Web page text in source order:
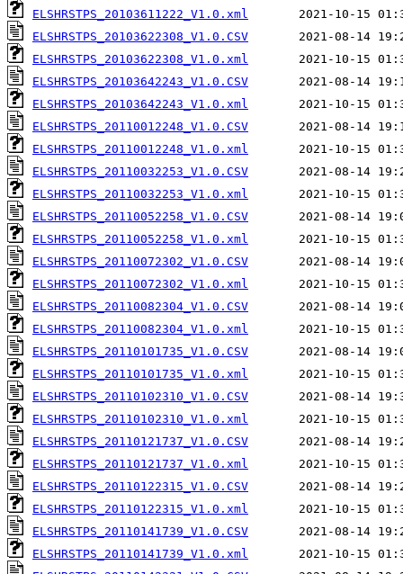
ELSHRSTPS_20103611222_V1.0.xml
ELSHRSTPS_20103622308_V1.0.CSV
ELSHRSTPS_20103622308_V1.0.xml
ELSHRSTPS_20103642243_V1.0.CSV
ELSHRSTPS_20103642243_V1.0.xml
ELSHRSTPS_20110012248_V1.0.CSV
ELSHRSTPS_20110012248_V1.0.xml
ELSHRSTPS_20110032253_V1.0.CSV
ELSHRSTPS_20110032253_V1.0.xml
ELSHRSTPS_20110052258_V1.0.CSV
ELSHRSTPS_20110052258_V1.0.xml
ELSHRSTPS_20110072302_V1.0.CSV
ELSHRSTPS_20110072302_V1.0.xml
ELSHRSTPS_20110082304_V1.0.CSV
ELSHRSTPS_20110082304_V1.0.xml
ELSHRSTPS_20110101735_V1.0.CSV
ELSHRSTPS_20110101735_V1.0.xml
ELSHRSTPS_20110102310_V1.0.CSV
ELSHRSTPS_20110102310_V1.0.xml
ELSHRSTPS_20110121737_V1.0.CSV
ELSHRSTPS_20110121737_V1.0.xml
ELSHRSTPS_20110122315_V1.0.CSV
ELSHRSTPS_20110122315_V1.0.xml
ELSHRSTPS_20110141739_V1.0.CSV
ELSHRSTPS_20110141739_V1.0.xml